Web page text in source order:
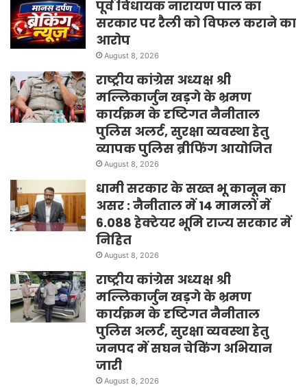
पूर्व विधायक नारायण पाल का
सरकार पर रैली को विफल कराने का
आरोप
August 8, 2026
राष्ट्रीय कांग्रेस अध्यक्ष श्री
मल्लिकार्जुन खड़गे के भ्रमण
कार्यक्रम के दृष्टिगत नैनीताल
पुलिस अलर्ट, सुरक्षा व्यवस्था हेतु
व्यापक पुलिस ब्रीफिंग आयोजित
August 8, 2026
धामी सरकार के सख्त भू कानून का
असर : नैनीताल में 14 मामलों में
6.088 हेक्टेयर भूमि राज्य सरकार में
निहित
August 8, 2026
राष्ट्रीय कांग्रेस अध्यक्ष श्री
मल्लिकार्जुन खड़गे के भ्रमण
कार्यक्रम के दृष्टिगत नैनीताल
पुलिस अलर्ट, सुरक्षा व्यवस्था हेतु
जनपद में सघन चेकिंग अभियान
जारी
August 8, 2026